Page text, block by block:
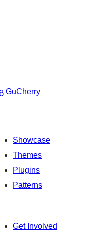
GuCherry
Showcase
Themes
Plugins
Patterns
Get Involved